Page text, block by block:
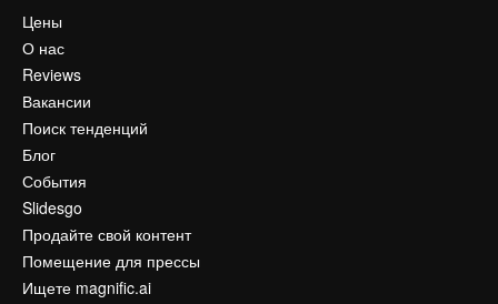
Цены
О нас
Reviews
Вакансии
Поиск тенденций
Блог
События
Slidesgo
Продайте свой контент
Помещение для прессы
Ищете magnific.ai